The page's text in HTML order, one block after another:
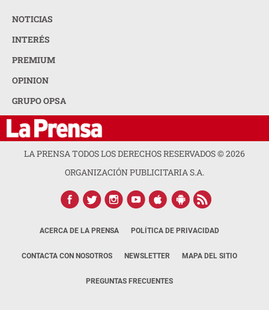
NOTICIAS
INTERÉS
PREMIUM
OPINION
GRUPO OPSA
LA PRENSA TODOS LOS DERECHOS RESERVADOS ©2026
ORGANIZACIÓN PUBLICITARIA S.A.
ACERCA DE LA PRENSA POLÍTICA DE PRIVACIDAD
CONTACTA CON NOSOTROS NEWSLETTER MAPA DEL SITIO
PREGUNTAS FRECUENTES